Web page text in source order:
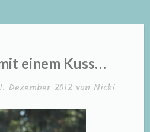
einem Kuss…
Dezember 2012 von Nicki